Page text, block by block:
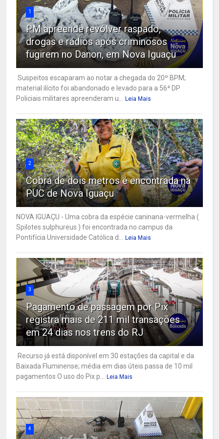
1
PM apreende revólver raspado,
drogas e rádios após criminosos
fugirem no Danon, em Nova Iguaçu
Suspeitos escaparam ao notar a chegada do 20º BPM;
material ilícito foi abandonado e levado para a 56ª DP
Policiais militares apreenderam u...
Leia Mais
2
Cobra de dois metros é encontrada na
PUC de Nova Iguaçu
NOVA IGUAÇU - Uma cobra da espécie caninana-vermelha (
Spilotes sulphureus ) foi encontrada no campus da
Pontifícia Universidade Católica d...
Leia Mais
3
Pagamento de passagem por Pix
registra mais de 211 mil transações
em 24 dias nos trens do RJ
Recurso já está disponível em 30 estações da capital e da
Baixada Fluminense; média em dias úteis passa de 10 mil
pagamentos O uso do Pix p...
Leia Mais
4